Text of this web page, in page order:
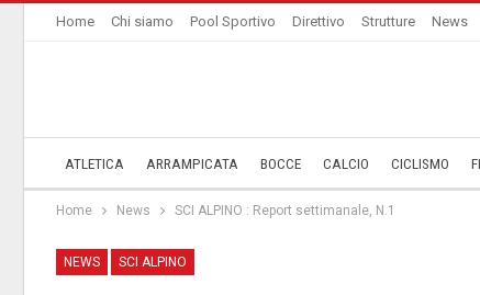
Home Chi siamo Pool Sportivo Direttivo Strutture News
ATLETICA ARRAMPICATA BOCCE CALCIO CICLISMO
Home News SCI ALPINO : Report settimanale, N.1
NEWS SCI ALPINO